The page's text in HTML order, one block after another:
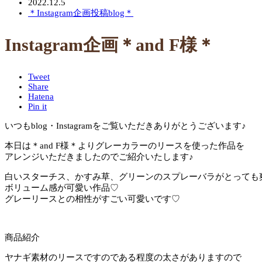
2022.12.5
＊Instagram企画投稿blog＊
Instagram企画＊and F様＊
Tweet
Share
Hatena
Pin it
いつもblog・Instagramをご覧いただきありがとうございます♪
本日は＊and F様＊よりグレーカラーのリースを使った作品を
アレンジいただきましたのでご紹介いたします♪
白いスターチス、かすみ草、グリーンのスプレーバラがとっても
ボリューム感が可愛い作品♡
グレーリースとの相性がすごい可愛いです♡
商品紹介
ヤナギ素材のリースですのである程度の太さがありますので